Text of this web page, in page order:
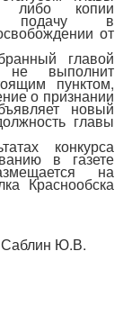
либо копии
подачу в
от
главой
не выполнит
пунктом,
о признании
новый
главы
конкурса
в газете
на
Краснообска
Саблин Ю.В.